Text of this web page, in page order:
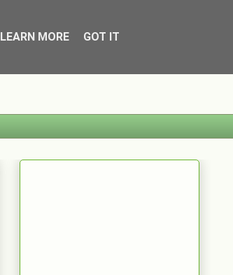
LEARN MORE GOT IT